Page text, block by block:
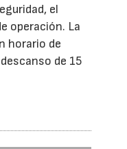
el
operación. La
horario de
de 15